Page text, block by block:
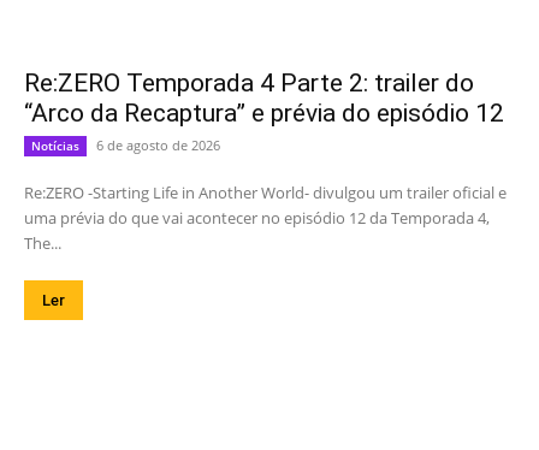
Re:ZERO Temporada 4 Parte 2: trailer do
“Arco da Recaptura” e prévia do episódio 12
Notícias 6 de agosto de 2026
Re:ZERO -Starting Life in Another World- divulgou um trailer oficial e
uma prévia do que vai acontecer no episódio 12 da Temporada 4,
The...
Ler